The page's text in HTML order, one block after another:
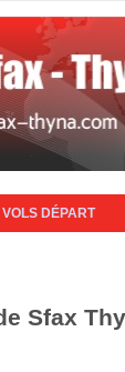
VOLS DÉPART
Sfax